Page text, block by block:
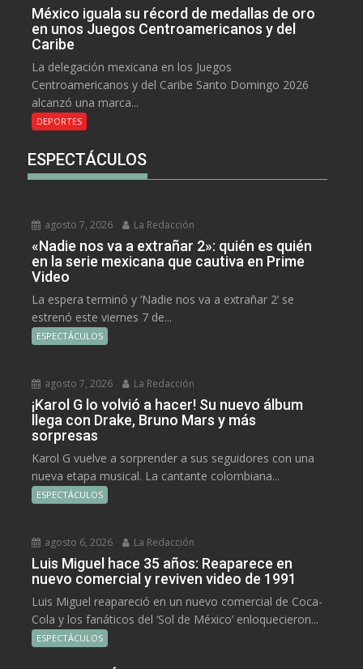
México iguala su récord de medallas de oro
en unos Juegos Centroamericanos y del
Caribe
La delegación mexicana en los Juegos
Centroamericanos y del Caribe Santo Domingo 2026
alcanzó una marca...
DEPORTES
ESPECTÁCULOS
agosto 7, 2026 La Redacción
«Nadie nos va a extrañar 2»: quién es quién
en la serie mexicana que cautiva en Prime
Video
La espera terminó y ‘Nadie nos va a extrañar 2’ se
estrenó este viernes 7 de...
ESPECTÁCULOS
agosto 7, 2026 La Redacción
¡Karol G lo volvió a hacer! Su nuevo álbum
llega con Drake, Bruno Mars y más
sorpresas
Karol G vuelve a sorprender a sus seguidores con una
nueva etapa musical. La cantante colombiana...
ESPECTÁCULOS
agosto 6, 2026 La Redacción
Luis Miguel hace 35 años: Reaparece en
nuevo comercial y reviven video de 1991
Luis Miguel reapareció en un nuevo comercial de Coca-
Cola y los fanáticos del ‘Sol de México’ enloquecieron...
ESPECTÁCULOS